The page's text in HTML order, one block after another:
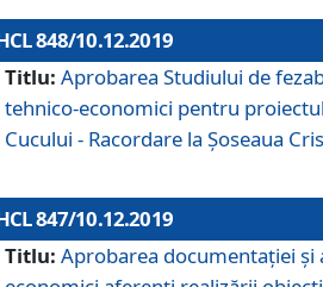
848/10.12.2019
Titlu: Aprobarea Studiului de
tehnico-economici pentru
Cucului - Racordare la Șoseaua
847/10.12.2019
Titlu: Aprobarea documentației